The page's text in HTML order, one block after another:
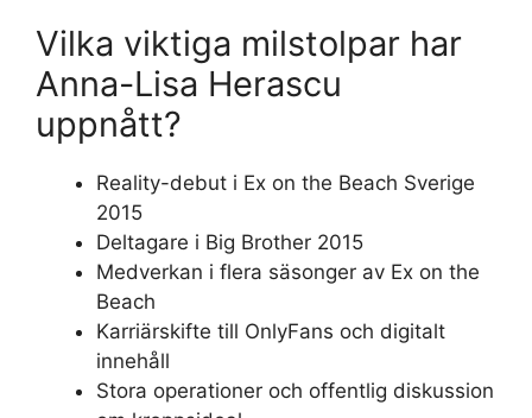
Vilka viktiga milstolpar har
Anna-Lisa Herascu
uppnått?
Reality-debut i Ex on the Beach Sverige
2015
Deltagare i Big Brother 2015
Medverkan i flera säsonger av Ex on the
Beach
Karriärskifte till OnlyFans och digitalt
innehåll
Stora operationer och offentlig diskussion